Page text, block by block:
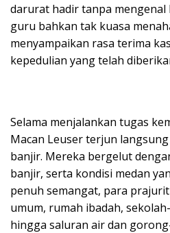
darurat hadir tanpa mengenal
guru bahkan tak kuasa
menyampaikan rasa terima
kepedulian yang telah
Selama menjalankan tugas
Macan Leuser terjun
banjir. Mereka bergelut
banjir, serta kondisi medan
penuh semangat, para
umum, rumah ibadah,
hingga saluran air dan